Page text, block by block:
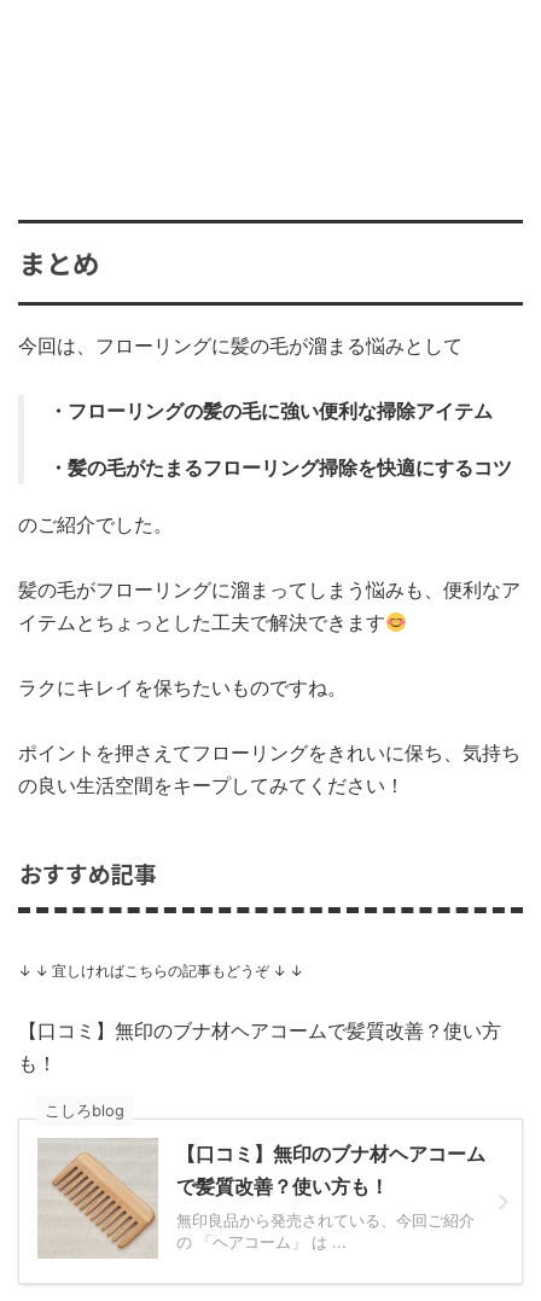
まとめ
今回は、フローリングに髪の毛が溜まる悩みとして
・フローリングの髪の毛に強い便利な掃除アイテム
・髪の毛がたまるフローリング掃除を快適にするコツ
のご紹介でした。
髪の毛がフローリングに溜まってしまう悩みも、便利なア
イテムとちょっとした工夫で解決できます
ラクにキレイを保ちたいものですね。
ポイントを押さえてフローリングをきれいに保ち、気持ち
の良い生活空間をキープしてみてください！
おすすめ記事
↓ ↓ 宜しければこちらの記事もどうぞ ↓ ↓
【口コミ】無印のブナ材ヘアコームで髪質改善？使い方
も！
【口コミ】無印のブナ材ヘアコーム
で髪質改善？使い方も！
無印良品から発売されている、今回ご紹介
の 「ヘアコーム」 は ...
こしろblog